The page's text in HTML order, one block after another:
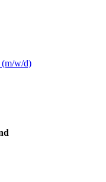
(m/w/d)